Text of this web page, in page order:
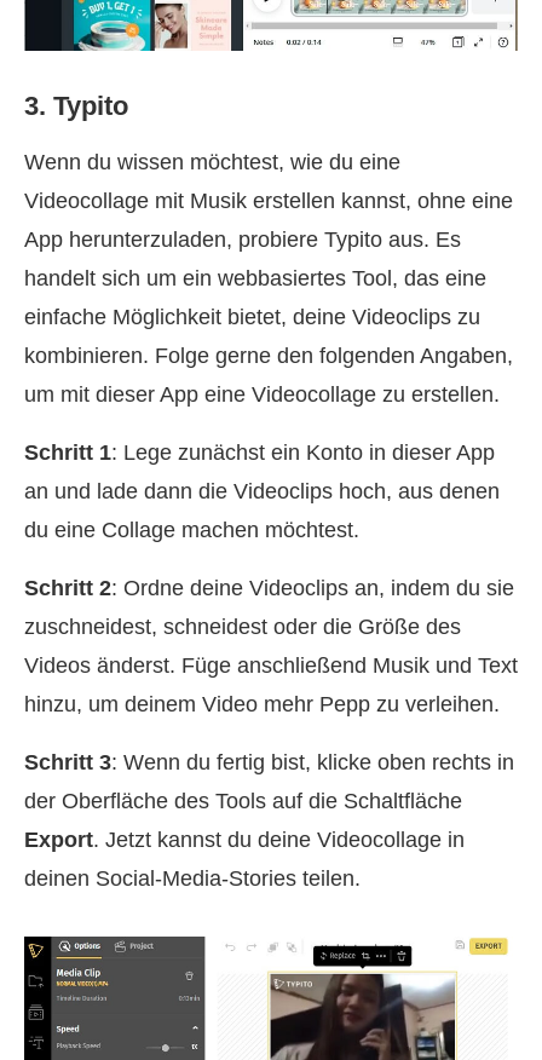
3. Typito
Wenn du wissen möchtest, wie du eine
Videocollage mit Musik erstellen kannst, ohne eine
App herunterzuladen, probiere Typito aus. Es
handelt sich um ein webbasiertes Tool, das eine
einfache Möglichkeit bietet, deine Videoclips zu
kombinieren. Folge gerne den folgenden Angaben,
um mit dieser App eine Videocollage zu erstellen.
Schritt 1: Lege zunächst ein Konto in dieser App
an und lade dann die Videoclips hoch, aus denen
du eine Collage machen möchtest.
Schritt 2: Ordne deine Videoclips an, indem du sie
zuschneidest, schneidest oder die Größe des
Videos änderst. Füge anschließend Musik und Text
hinzu, um deinem Video mehr Pepp zu verleihen.
Schritt 3: Wenn du fertig bist, klicke oben rechts in
der Oberfläche des Tools auf die Schaltfläche
Export. Jetzt kannst du deine Videocollage in
deinen Social‑Media‑Stories teilen.